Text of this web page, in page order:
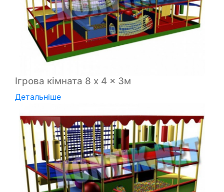
Ігрова кімната 8 x 4 x 3м
Детальніше